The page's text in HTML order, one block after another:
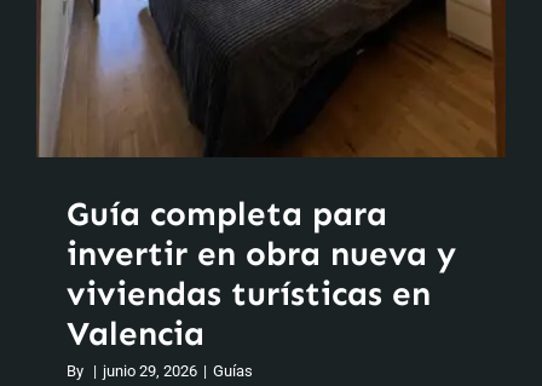
Guía completa para
invertir en obra nueva y
viviendas turísticas en
Valencia
By | junio 29, 2026 | Guías